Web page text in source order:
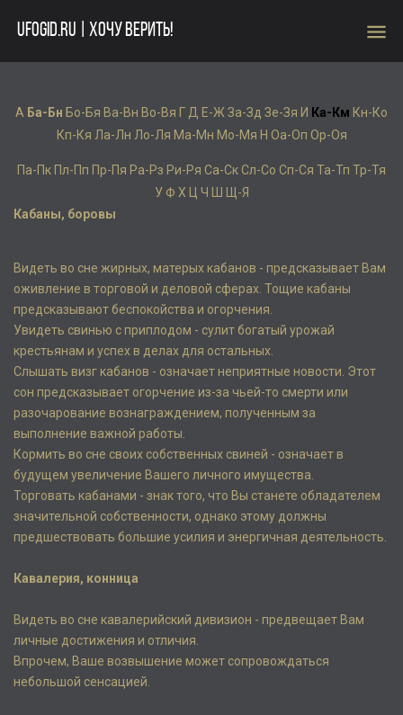
UFOGID.RU | ХОЧУ ВЕРИТЬ! menu
А Ба-Бн Бо-Бя Ва-Вн Во-Вя Г Д Е-Ж За-Зд Зе-Зя И Ка-Км Кн-Ко
Кп-Кя Ла-Лн Ло-Ля Ма-Мн Мо-Мя Н Оа-Оп Ор-Оя
Па-Пк Пл-Пп Пр-Пя Ра-Рз Ри-Ря Са-Ск Сл-Со Сп-Ся Та-Тп Тр-Тя
У Ф Х Ч
Щ-Я
Кабаны, боровы
Видеть во сне жирных, матерых кабанов - предсказывает Вам
оживление в торговой и деловой сферах. Тощие кабаны
предсказывают беспокойства и огорчения.
Увидеть свинью с приплодом - сулит богатый урожай
крестьянам и успех в делах для остальных.
Слышать визг кабанов - означает неприятные новости. Этот
сон предсказывает огорчение из-за чьей-то смерти или
разочарование вознаграждением, полученным за
выполнение важной работы.
Кормить во сне своих собственных свиней - означает в
будущем увеличение Вашего личного имущества.
Торговать кабанами - знак того, что Вы станете обладателем
значительной собственности, однако этому должны
предшествовать большие усилия и энергичная деятельность.
Кавалерия, конница
Видеть во сне кавалерийский дивизион - предвещает Вам
личные достижения и отличия.
Впрочем, Ваше возвышение может сопровождаться
небольшой сенсацией.